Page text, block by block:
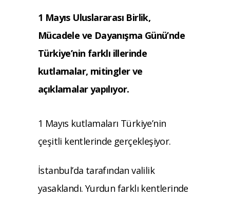
1 Mayıs Uluslararası Birlik,
Mücadele ve Dayanışma Günü’nde
Türkiye’nin farklı illerinde
kutlamalar, mitingler ve
açıklamalar yapılıyor.
1 Mayıs kutlamaları Türkiye’nin
çeşitli kentlerinde gerçekleşiyor.
İstanbul’da tarafından valilik
yasaklandı. Yurdun farklı kentlerinde